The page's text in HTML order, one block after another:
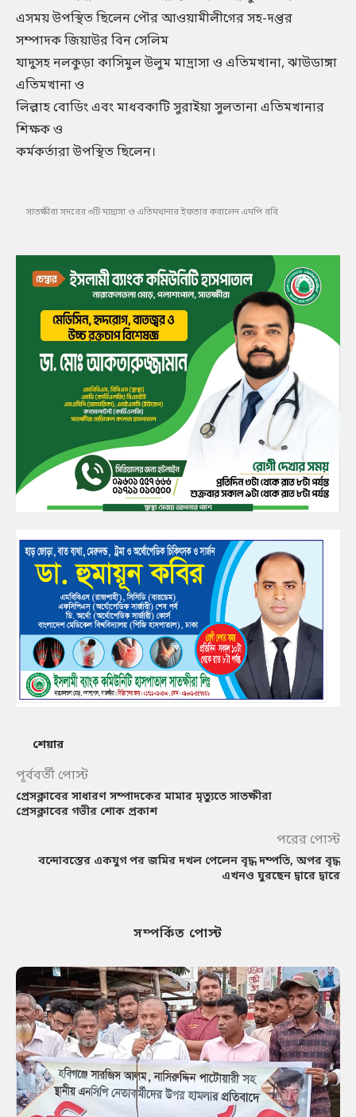
এসময় উপস্থিত ছিলেন পৌর আওয়ামীলীগের সহ-দপ্তর
সম্পাদক জিয়াউর বিন সেলিম
যাদুসহ নলকুড়া কাসিমুল উলুম মাদ্রাসা ও এতিমখানা, ঝাউডাঙ্গা
এতিমখানা ও
লিল্লাহ বোডিং এবং মাধবকাটি সুরাইয়া সুলতানা এতিমখানার
শিক্ষক ও
কর্মকর্তারা উপস্থিত ছিলেন।
সাতক্ষীরা সদরের ৩টি মাদ্রাসা ও এতিমখানার ইফতার করালেন এমপি রবি
শেয়ার
পূর্ববর্তী পোস্ট
প্রেসক্লাবের সাধারণ সম্পাদকের মামার মৃত্যুতে সাতক্ষীরা
প্রেসক্লাবের গভীর শোক প্রকাশ
পরের পোস্ট
বন্দোবস্তের একযুগ পর জমির দখল পেলেন বৃদ্ধ দম্পতি, অপর বৃদ্ধ
এখনও ঘুরছেন দ্বারে দ্বারে
সম্পর্কিত পোস্ট